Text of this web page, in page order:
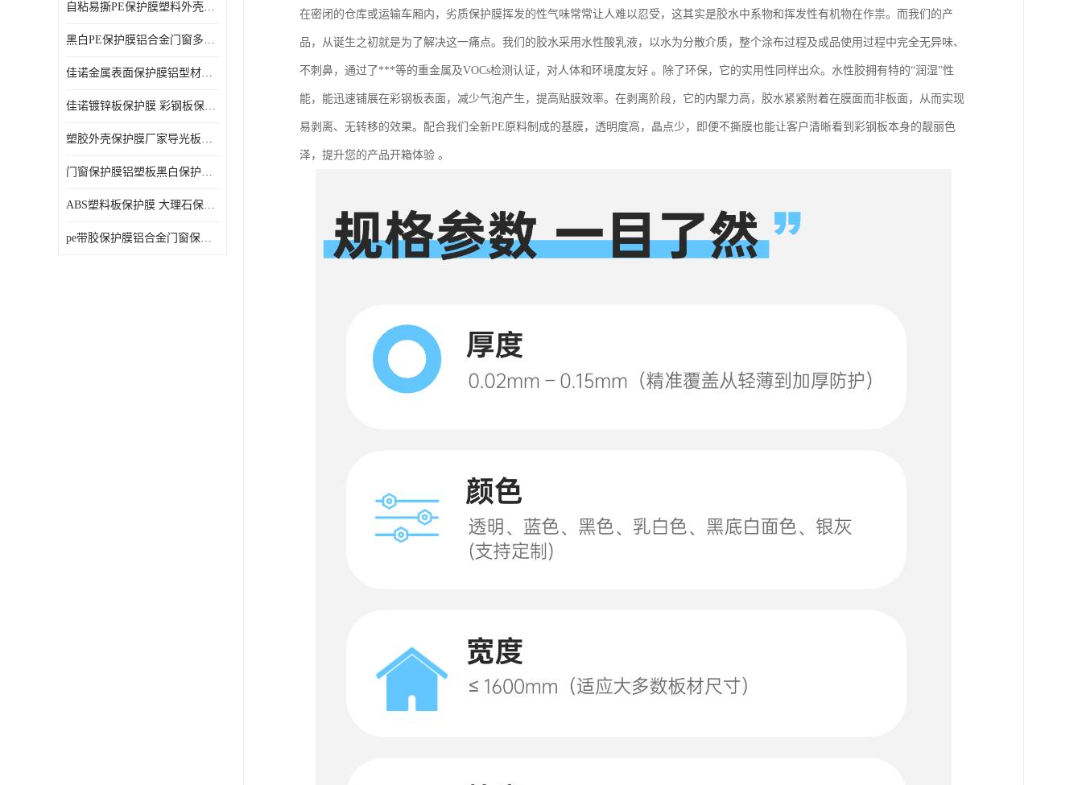
自粘易撕PE保护膜塑料外壳导光板亚克力板膜操作方便
黑白PE保护膜铝合金门窗多种颜色支持定制生产
佳诺金属表面保护膜铝型材保护膜不留残胶铝合金窗框保护胶带
佳诺镀锌板保护膜 彩钢板保护pe保护膜
塑胶外壳保护膜厂家导光板保护膜 铝单板保护膜胶带易撕不留胶
门窗保护膜铝塑板黑白保护膜外墙保温板保护膜
ABS塑料板保护膜 大理石保护膜 缠鱼竿保护膜
pe带胶保护膜铝合金门窗保护不锈钢板保护膜大理石建筑材料保护
在密闭的仓库或运输车厢内，劣质保护膜挥发的性气味常常让人难以忍受，这其实是胶水中系物和挥发性有机物在作祟。而我们的产
品，从诞生之初就是为了解决这一痛点。我们的胶水采用水性酸乳液，以水为分散介质，整个涂布过程及成品使用过程中完全无异味、
不刺鼻，通过了***等的重金属及VOCs检测认证，对人体和环境度友好 。除了环保，它的实用性同样出众。水性胶拥有特的“润湿”性
能，能迅速铺展在彩钢板表面，减少气泡产生，提高贴膜效率。在剥离阶段，它的内聚力高，胶水紧紧附着在膜面而非板面，从而实现
易剥离、无转移的效果。配合我们全新PE原料制成的基膜，透明度高，晶点少，即便不撕膜也能让客户清晰看到彩钢板本身的靓丽色
泽，提升您的产品开箱体验 。